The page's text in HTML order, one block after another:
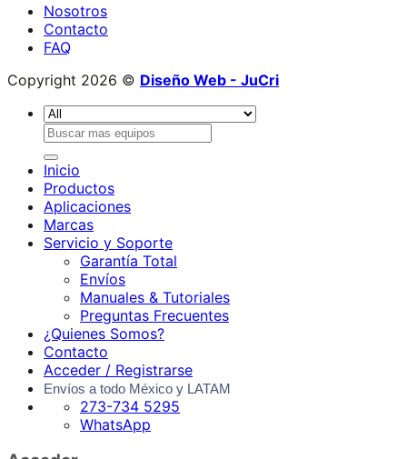
Nosotros
Contacto
FAQ
Copyright 2026 © Diseño Web - JuCri
Buscar
por:
Inicio
Productos
Aplicaciones
Marcas
Servicio y Soporte
Garantía Total
Envíos
Manuales & Tutoriales
Preguntas Frecuentes
¿Quienes Somos?
Contacto
Acceder / Registrarse
Envíos a todo México y LATAM
273-734 5295
WhatsApp